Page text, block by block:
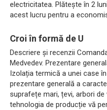
electricitatea. Plătește în 2
acest lucru pentru a
Croi în formă de U
Descriere și recenzii
Medvedev. Prezentare
Izolația termică a unei case
prezentare generală a
suprafețe mari, țevi, arbori de
tehnologia de producție vă